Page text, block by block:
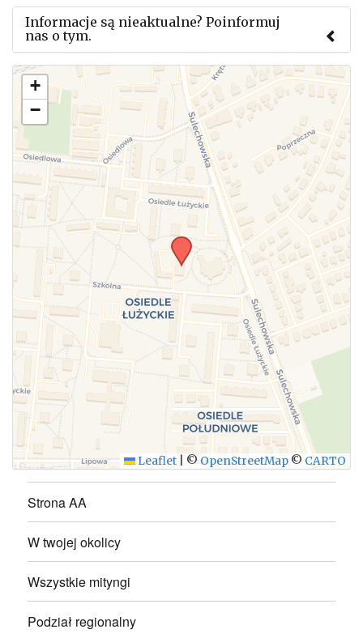
Informacje są nieaktualne? Poinformuj
nas o tym.
Użyj tego formularza aby przesłać informację o
zmianach w powyższym mityngu.
WYŚLIJ
+
−
Leaflet © OpenStreetMap © CARTO
Strona AA
W twojej okolicy
Wszystkie mityngi
Podział regionalny